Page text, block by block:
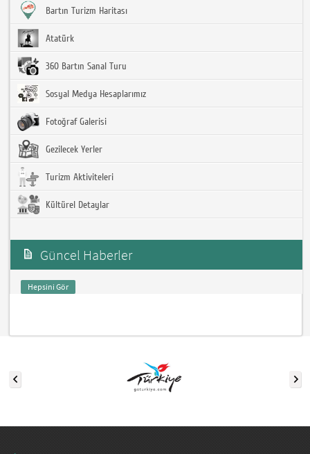
Bartın Turizm Haritası
Atatürk
360 Bartın Sanal Turu
Sosyal Medya Hesaplarımız
Fotoğraf Galerisi
Gezilecek Yerler
Turizm Aktiviteleri
Kültürel Detaylar
Güncel Haberler
Hepsini Gör